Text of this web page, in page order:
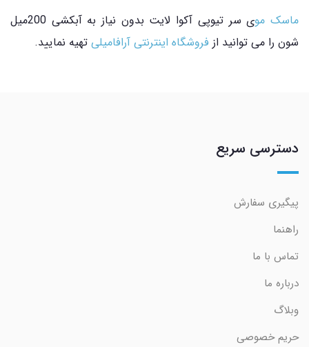
ماسک مو
ی سر تیوپی آکوا لایت بدون نیاز به آبکشی 200میل
شون را می توانید از فروشگاه اینترنتی آرافامیلی تهیه نمایید.
دسترسی سریع
پیگیری سفارش
راهنما
تماس با ما
درباره ما
وبلاگ
حریم خصوصی